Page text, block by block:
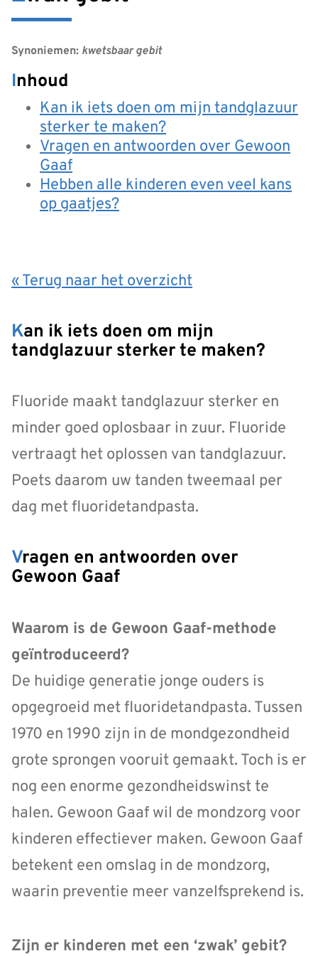
Synoniemen: kwetsbaar gebit
Inhoud
Kan ik iets doen om mijn tandglazuur
sterker te maken?
Vragen en antwoorden over Gewoon
Gaaf
Hebben alle kinderen even veel kans
op gaatjes?
« Terug naar het overzicht
Kan ik iets doen om mijn
tandglazuur sterker te maken?
Fluoride maakt tandglazuur sterker en
minder goed oplosbaar in zuur. Fluoride
vertraagt het oplossen van tandglazuur.
Poets daarom uw tanden tweemaal per
dag met fluoridetandpasta.
Vragen en antwoorden over
Gewoon Gaaf
Waarom is de Gewoon Gaaf-methode
geïntroduceerd?
De huidige generatie jonge ouders is
opgegroeid met fluoridetandpasta. Tussen
1970 en 1990 zijn in de mondgezondheid
grote sprongen vooruit gemaakt. Toch is er
nog een enorme gezondheidswinst te
halen. Gewoon Gaaf wil de mondzorg voor
kinderen effectiever maken. Gewoon Gaaf
betekent een omslag in de mondzorg,
waarin preventie meer vanzelfsprekend is.
Zijn er kinderen met een ‘zwak’ gebit?